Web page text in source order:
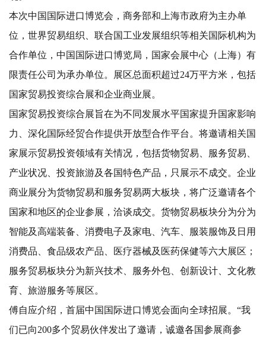
本次中国国际进口博览会，商务部和上海市政府为主办单
位，世界贸易组织、联合国工业发展组织等相关国际机构为
合作单位，中国国际进口博览局，国家会展中心（上海）有
限责任公司为承办单位。展区总面积超过24万平方米，包括
国家贸易投资综合展和企业商业展。
国家贸易投资综合展旨在为不同发展水平国家提升国家影响
力、深化国际经贸合作提供开放型合作平台。将邀请相关国
家展示贸易投资领域有关情况，包括货物贸易、服务贸易、
产业状况、投资旅游及各国特色产品，只展示不成交。企业
商业展分为货物贸易和服务贸易两大板块，将广泛邀请各个
国家和地区的企业参展，洽谈成交。货物贸易板块分为分为
智能及高端装备、消费电子及家电、汽车、服装服饰及日用
消费品、食品级农产品、医疗器械及医药保健等六大展区；
服务贸易板块分为新兴技术、服务外包、创新设计、文化教
育、旅游服务等展区。
傅自应介绍，首届中国国际进口博览会面向全球招展。“我
们已向200多个贸易伙伴发出了邀请，诚邀各国参展商参